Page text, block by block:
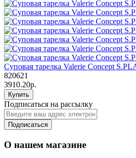
Суповая тарелка Valerie Concept
820621
3910.20р.
Купить
Подписаться на рассылку
Подписаться
О нашем магазине